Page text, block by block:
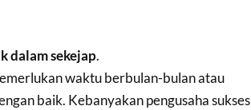
dalam sekejap.
waktu berbulan-bulan atau
baik. Kebanyakan pengusaha sukses